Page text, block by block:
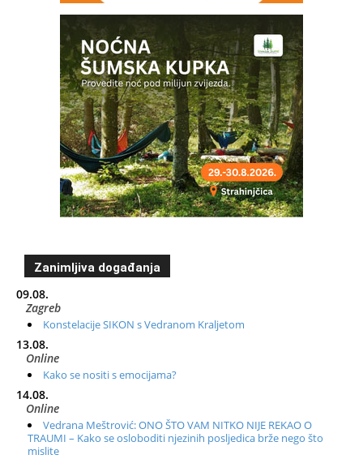
Zanimljiva događanja
09.08.
Zagreb
Konstelacije SIKON s Vedranom Kraljetom
13.08.
Online
Kako se nositi s emocijama?
14.08.
Online
Vedrana Meštrović: ONO ŠTO VAM NITKO NIJE REKAO O
TRAUMI – Kako se osloboditi njezinih posljedica brže nego što
mislite